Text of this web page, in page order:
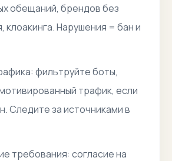
обещаний, брендов без
клоакинга. Нарушения = бан и
фильтруйте боты,
трафик, если
Следите за источниками в
требования: согласие на